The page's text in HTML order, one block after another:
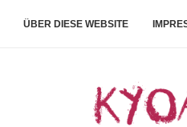
ÜBER DIESE WEBSITE